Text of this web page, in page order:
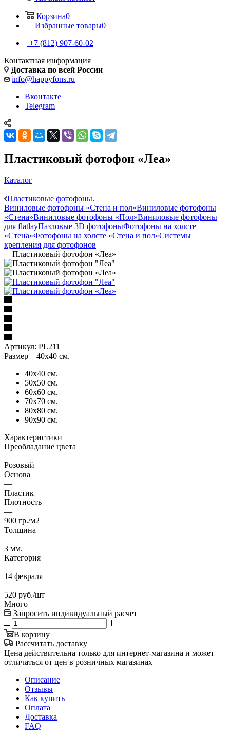
Корзина0
Избранные товары0
+7 (812) 907-60-02
Контактная информация
Доставка по всей России
info@happyfons.ru
Вконтакте
Telegram
Пластиковый фотофон «Леа»
Каталог
—
Пластиковые фотофоны
Виниловые фотофоны «Стена и пол»Виниловые фотофоны
«Стена»Виниловые фотофоны «Пол»Виниловые фотофоны
для flatlayПазловые 3D фотофоныФотофоны на холсте
«Стена»Фотофоны на холсте «Стена и пол»Системы
крепления для фотофонов
—Пластиковый фотофон «Леа»
Артикул: PL211
Размер—40х40 см.
40х40 см.
50х50 см.
60х60 см.
70х70 см.
80х80 см.
90х90 см.
Характеристики
Преобладание цвета
—
Розовый
Основа
—
Пластик
Плотность
—
900 гр./м2
Толщина
—
3 мм.
Категория
—
14 февраля
520 руб./шт
Много
Запросить индивидуальный расчет
В корзину
Рассчитать доставку
Цена действительна только для интернет-магазина и может
отличаться от цен в розничных магазинах
Описание
Отзывы
Как купить
Оплата
Доставка
FAQ